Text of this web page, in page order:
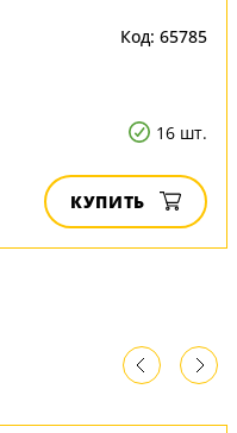
Код: 65785
16 шт.
КУПИТЬ